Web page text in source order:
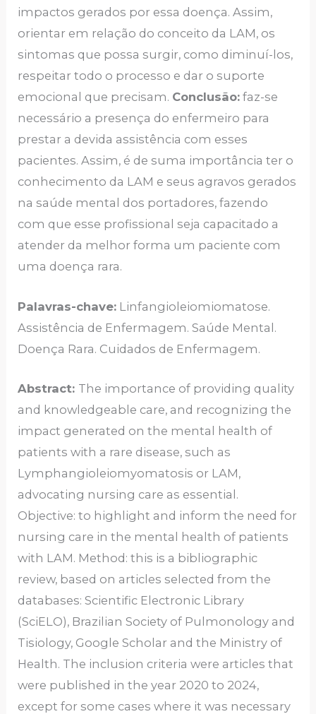
impactos gerados por essa doença. Assim,
orientar em relação do conceito da LAM, os
sintomas que possa surgir, como diminuí-los,
respeitar todo o processo e dar o suporte
emocional que precisam. Conclusão: faz-se
necessário a presença do enfermeiro para
prestar a devida assistência com esses
pacientes. Assim, é de suma importância ter o
conhecimento da LAM e seus agravos gerados
na saúde mental dos portadores, fazendo
com que esse profissional seja capacitado a
atender da melhor forma um paciente com
uma doença rara.
Palavras-chave: Linfangioleiomiomatose.
Assistência de Enfermagem. Saúde Mental.
Doença Rara. Cuidados de Enfermagem.
Abstract: The importance of providing quality
and knowledgeable care, and recognizing the
impact generated on the mental health of
patients with a rare disease, such as
Lymphangioleiomyomatosis or LAM,
advocating nursing care as essential.
Objective: to highlight and inform the need for
nursing care in the mental health of patients
with LAM. Method: this is a bibliographic
review, based on articles selected from the
databases: Scientific Electronic Library
(SciELO), Brazilian Society of Pulmonology and
Tisiology, Google Scholar and the Ministry of
Health. The inclusion criteria were articles that
were published in the year 2020 to 2024,
except for some cases where it was necessary